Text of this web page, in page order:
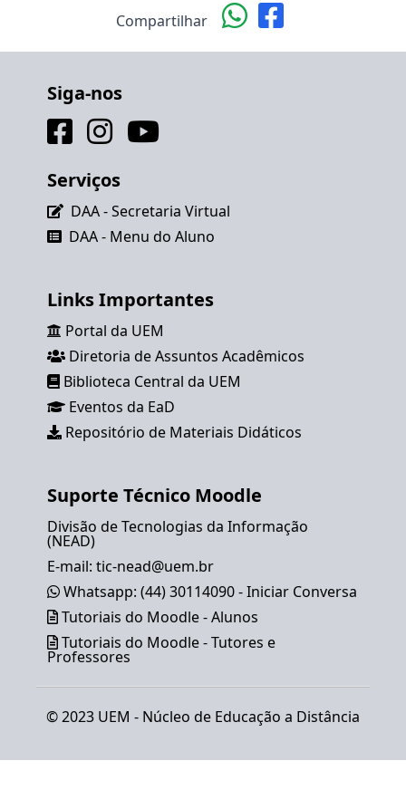
Compartilhar
Siga-nos
Serviços
DAA - Secretaria Virtual
DAA - Menu do Aluno
Links Importantes
Portal da UEM
Diretoria de Assuntos Acadêmicos
Biblioteca Central da UEM
Eventos da EaD
Repositório de Materiais Didáticos
Suporte Técnico Moodle
Divisão de Tecnologias da Informação
(NEAD)
E-mail: tic-nead@uem.br
Whatsapp: (44) 30114090 - Iniciar Conversa
Tutoriais do Moodle - Alunos
Tutoriais do Moodle - Tutores e
Professores
© 2023 UEM - Núcleo de Educação a Distância